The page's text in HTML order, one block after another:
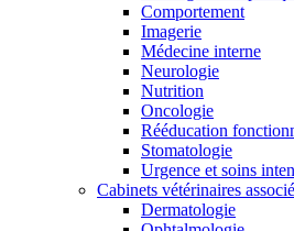
Comportement
Imagerie
Médecine interne
Neurologie
Nutrition
Oncologie
Rééducation
Stomatologie
Urgence et soins
Cabinets vétérinaires
Dermatologie